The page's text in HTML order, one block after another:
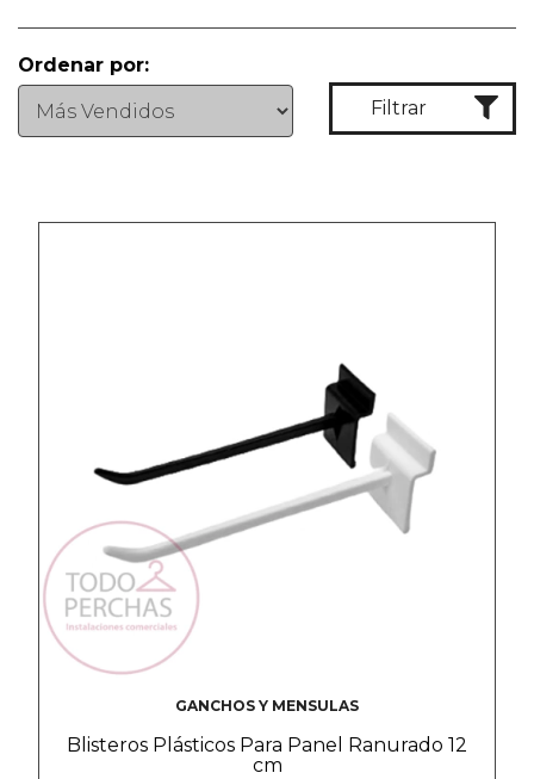
Ordenar por:
Filtrar
GANCHOS Y MENSULAS
Blisteros Plásticos Para Panel Ranurado 12
cm